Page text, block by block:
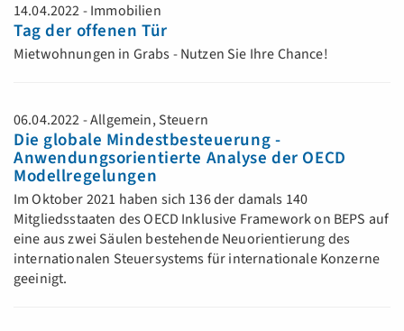
14.04.2022 - Immobilien
Tag der offenen Tür
Mietwohnungen in Grabs - Nutzen Sie Ihre Chance!
06.04.2022 - Allgemein, Steuern
Die globale Mindestbesteuerung -
Anwendungsorientierte Analyse der OECD
Modellregelungen
Im Oktober 2021 haben sich 136 der damals 140
Mitgliedsstaaten des OECD Inklusive Framework on BEPS auf
eine aus zwei Säulen bestehende Neuorientierung des
internationalen Steuersystems für internationale Konzerne
geeinigt.